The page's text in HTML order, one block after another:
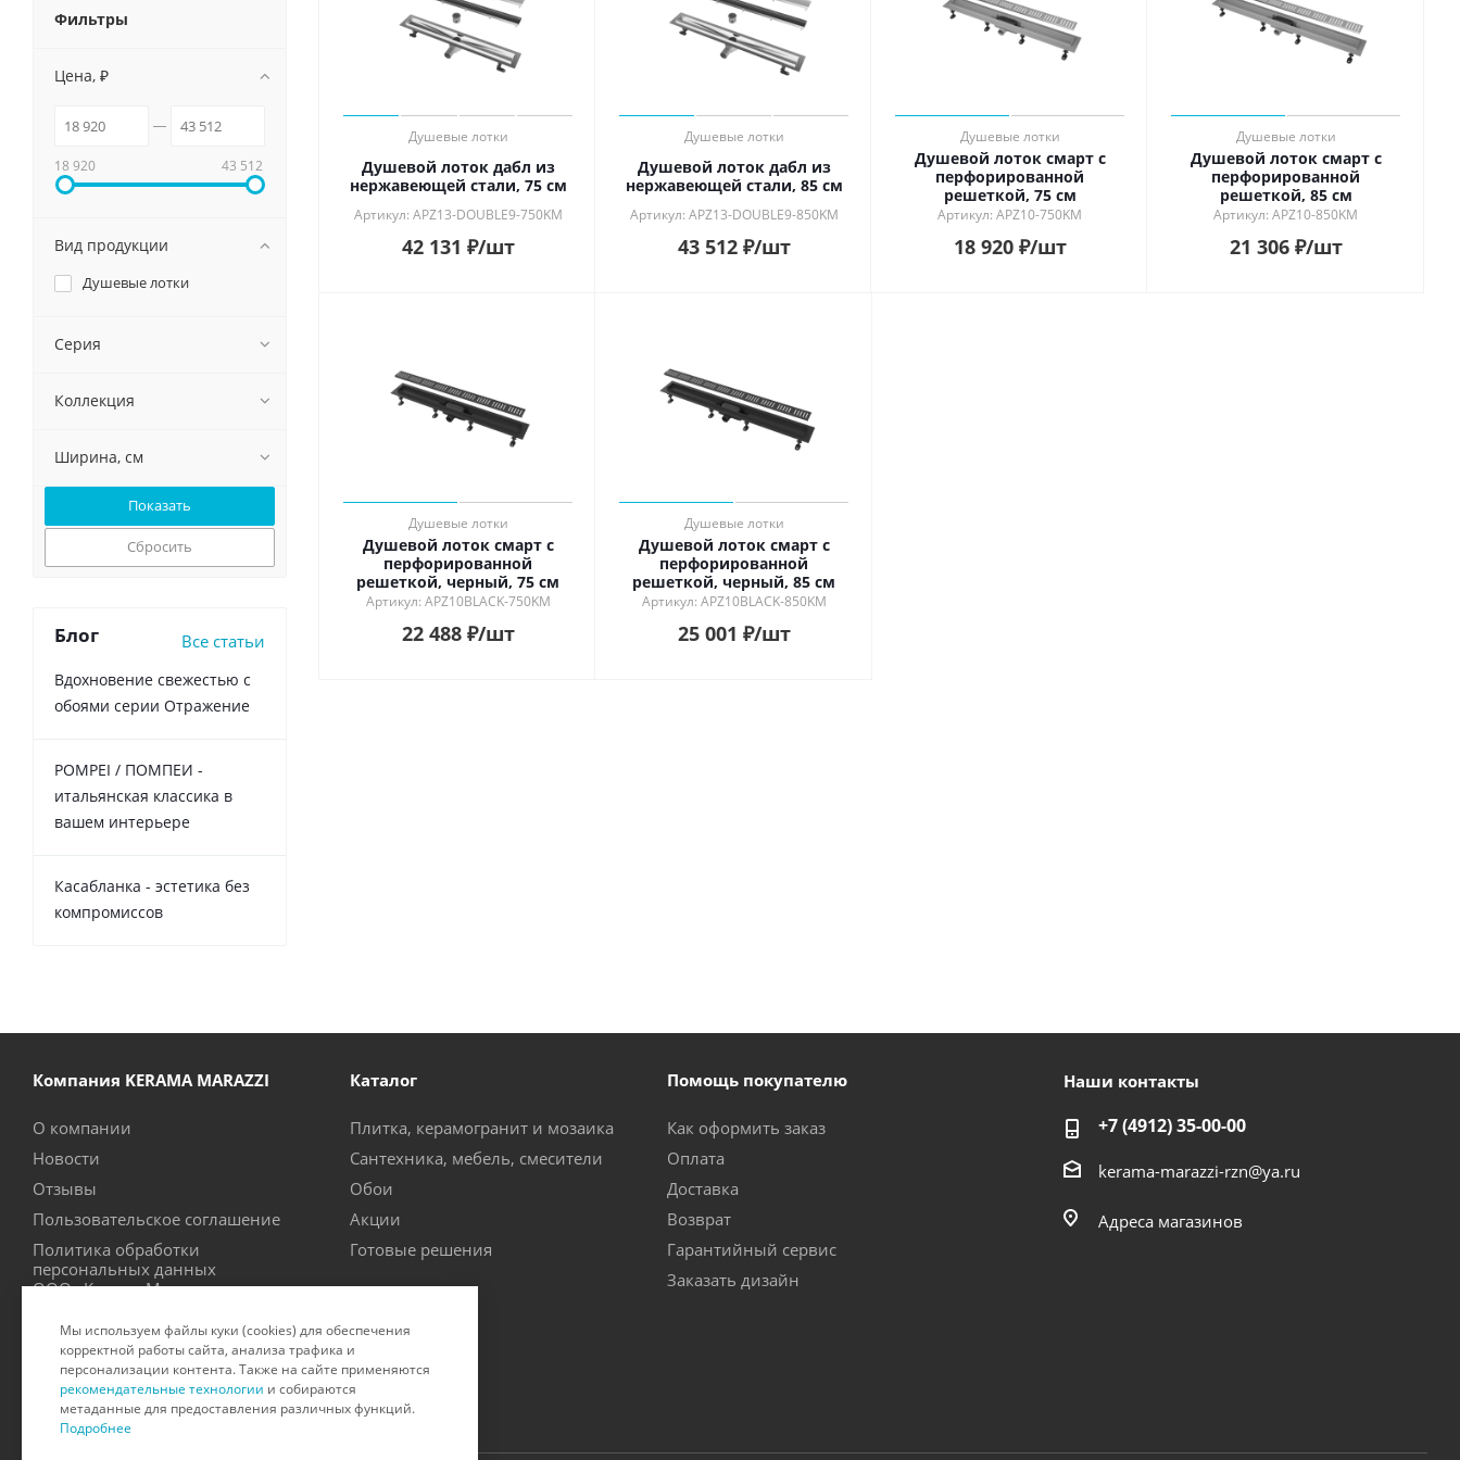
Смотреть в интерьере
Особенности
Матовый
Обрезной
Душевые системы и ограждения
Унитазы и аксессуары
Подвесные зеркала для ванной
Мебель для ванной
Душевые лотки
Душевой лоток дабл из
нержавеющей стали, 75 см
Артикул: APZ13-DOUBLE9-750KM
42 131 ₽/шт
Душевые лотки
Душевой лоток дабл из
нержавеющей стали, 85 см
Артикул: APZ13-DOUBLE9-850KM
43 512₽/шт
Душевые лотки
Душевой лоток смарт с
перфорированной
решеткой, 75 см
Артикул: APZ10-750KM
18 920₽/шт
Душевые лотки
Душевой лоток смарт с
перфорированной
решеткой, 85 см
Артикул: APZ10-850KM
21 306₽/шт
Душевые лотки
Душевой лоток смарт с
перфорированной
решеткой, черный, 75 см
Артикул: APZ10BLACK-750KM
22 488₽/шт
Душевые лотки
Душевой лоток смарт с
перфорированной
решеткой, черный, 85 см
Артикул: APZ10BLACK-850KM
25 001 ₽/шт
Фильтры
Цена, ₽
18 920 43 512
Вид продукции
Душевые лотки
Серия
Коллекция
Ширина, см
Сбросить
Блог Все статьи
Вдохновение свежестью с
обоями серии Отражение
POMPEI / ПОМПЕИ -
итальянская классика в
вашем интерьере
Касабланка - эстетика без
компромиссов
Компания KERAMA MARAZZI
О компании
Новости
Отзывы
Пользовательское соглашение
Политика обработки
персональных данных
ООО «Керама Марацци»
Производители
Сертификаты на продукцию
Каталог
Плитка, керамогранит и мозаика
Сантехника, мебель, смесители
Обои
Акции
Готовые решения
Помощь покупателю
Как оформить заказ
Оплата
Доставка
Возврат
Гарантийный сервис
Заказать дизайн
Наши контакты
+7 (4912) 35-00-00
kerama-marazzi-rzn@ya.ru
Адреса магазинов
Мы используем файлы куки (cookies) для обеспечения
корректной работы сайта, анализа трафика и
персонализации контента. Также на сайте применяются
рекомендательные технологии и собираются
метаданные для предоставления различных функций.
Подробнее